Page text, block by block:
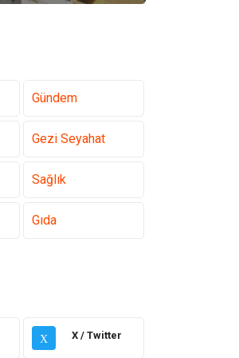
Gündem
Gezi Seyahat
Sağlık
Gıda
Giyim
X X / Twitter